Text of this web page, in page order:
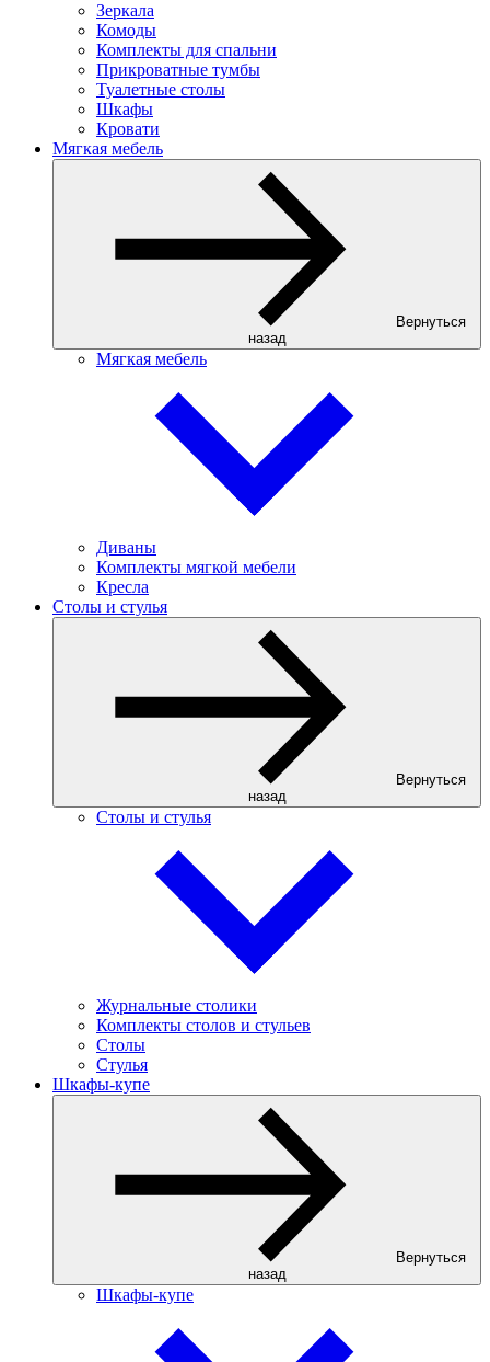
Зеркала
Комоды
Комплекты для спальни
Прикроватные тумбы
Туалетные столы
Шкафы
Кровати
Мягкая мебель
Вернуться
назад
Мягкая мебель
Диваны
Комплекты мягкой мебели
Кресла
Столы и стулья
Вернуться
назад
Столы и стулья
Журнальные столики
Комплекты столов и стульев
Столы
Стулья
Шкафы-купе
Вернуться
назад
Шкафы-купе